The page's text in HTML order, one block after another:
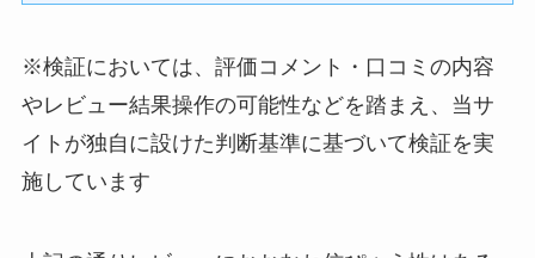
※検証においては、評価コメント・口コミの内容
やレビュー結果操作の可能性などを踏まえ、当サ
イトが独自に設けた判断基準に基づいて検証を実
施しています